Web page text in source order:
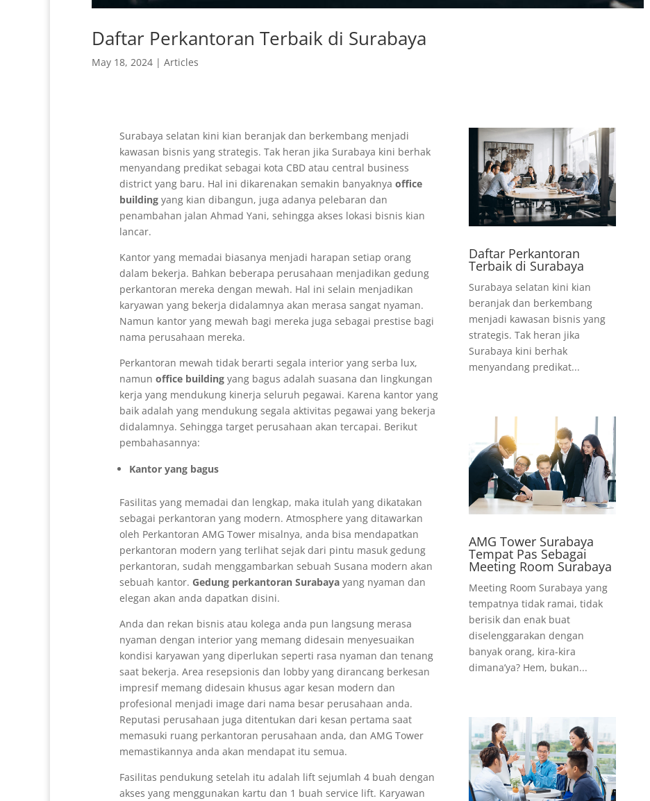
Daftar Perkantoran Terbaik di Surabaya
May 18, 2024 | Articles
Surabaya selatan kini kian beranjak dan berkembang menjadi
kawasan bisnis yang strategis. Tak heran jika Surabaya kini berhak
menyandang predikat sebagai kota CBD atau central business
district yang baru. Hal ini dikarenakan semakin banyaknya office
buildingyang kian dibangun, juga adanya pelebaran dan
penambahan jalan Ahmad Yani, sehingga akses lokasi bisnis kian
lancar.
Kantor yang memadai biasanya menjadi harapan setiap orang
dalam bekerja. Bahkan beberapa perusahaan menjadikan gedung
perkantoran mereka dengan mewah. Hal ini selain menjadikan
karyawan yang bekerja didalamnya akan merasa sangat nyaman.
Namun kantor yang mewah bagi mereka juga sebagai prestise bagi
nama perusahaan mereka.
Perkantoran mewah tidak berarti segala interior yang serba lux,
namun office buildingyang bagus adalah suasana dan lingkungan
kerja yang mendukung kinerja seluruh pegawai. Karena kantor yang
baik adalah yang mendukung segala aktivitas pegawai yang bekerja
didalamnya. Sehingga target perusahaan akan tercapai. Berikut
pembahasannya:
Kantor yang bagus
Fasilitas yang memadai dan lengkap, maka itulah yang dikatakan
sebagai perkantoran yang modern. Atmosphere yang ditawarkan
oleh Perkantoran AMG Tower misalnya, anda bisa mendapatkan
perkantoran modern yang terlihat sejak dari pintu masuk gedung
perkantoran, sudah menggambarkan sebuah Susana modern akan
sebuah kantor. Gedung perkantoran Surabaya yang nyaman dan
elegan akan anda dapatkan disini.
Anda dan rekan bisnis atau kolega anda pun langsung merasa
nyaman dengan interior yang memang didesain menyesuaikan
kondisi karyawan yang diperlukan seperti rasa nyaman dan tenang
saat bekerja. Area resepsionis dan lobby yang dirancang berkesan
impresif memang didesain khusus agar kesan modern dan
profesional menjadi image dari nama besar perusahaan anda.
Reputasi perusahaan juga ditentukan dari kesan pertama saat
memasuki ruang perkantoran perusahaan anda, dan AMG Tower
memastikannya anda akan mendapat itu semua.
Fasilitas pendukung setelah itu adalah lift sejumlah 4 buah dengan
akses yang menggunakan kartu dan 1 buah service lift. Karyawan
Daftar Perkantoran
Terbaik di Surabaya
Surabaya selatan kini kian
beranjak dan berkembang
menjadi kawasan bisnis yang
strategis. Tak heran jika
Surabaya kini berhak
menyandang predikat...
AMG Tower Surabaya
Tempat Pas Sebagai
Meeting Room Surabaya
Meeting Room Surabaya yang
tempatnya tidak ramai, tidak
berisik dan enak buat
diselenggarakan dengan
banyak orang, kira-kira
dimana’ya? Hem, bukan...